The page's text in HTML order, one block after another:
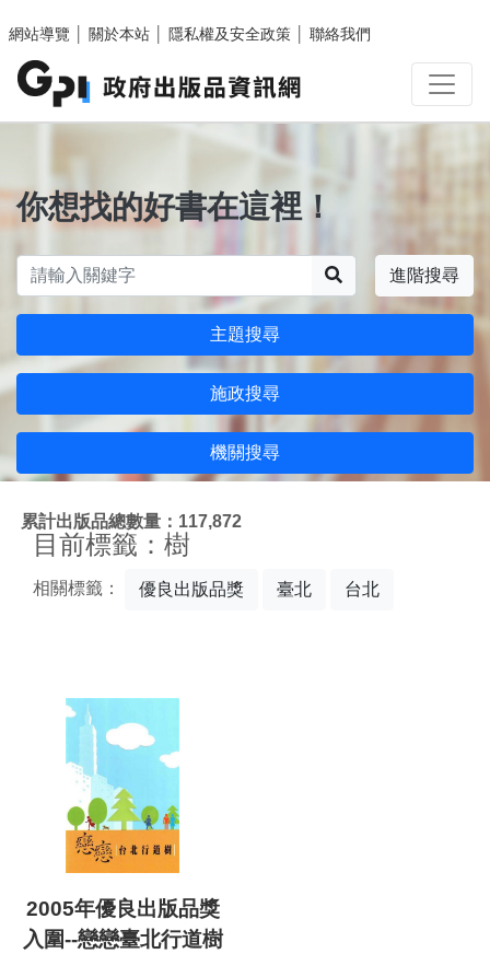
網站導覽
關於本站 隱私權及安全政策 聯絡我們
你想找的好書在這裡！
進階搜尋
主題搜尋
施政搜尋
機關搜尋
累計出版品總數量：117,872
目前標籤：樹
相關標籤： 優良出版品獎 臺北 台北
2005年優良出版品獎
入圍--戀戀臺北行道樹